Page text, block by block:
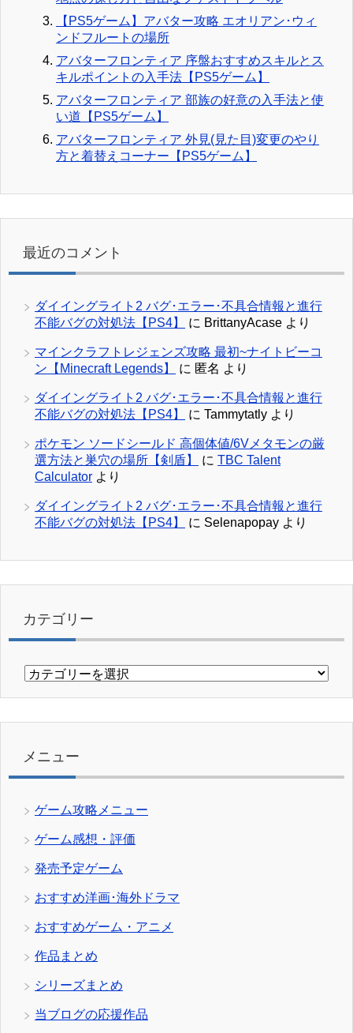
【PS5ゲーム】アバター攻略 エオリアン･ウィ
ンドフルートの場所
アバターフロンティア 序盤おすすめスキルとス
キルポイントの入手法【PS5ゲーム】
アバターフロンティア 部族の好意の入手法と使
い道【PS5ゲーム】
アバターフロンティア 外見(見た目)変更のやり
方と着替えコーナー【PS5ゲーム】
最近のコメント
ダイイングライト2 バグ･エラー･不具合情報と進行
不能バグの対処法【PS4】
に BrittanyAcase より
マインクラフトレジェンズ攻略 最初~ナイトビーコ
ン【Minecraft Legends】
に 匿名 より
ダイイングライト2 バグ･エラー･不具合情報と進行
不能バグの対処法【PS4】
に Tammytatly より
ポケモン ソードシールド 高個体値/6Vメタモンの厳
選方法と巣穴の場所【剣盾】
に TBC Talent
Calculator より
ダイイングライト2 バグ･エラー･不具合情報と進行
不能バグの対処法【PS4】
に Selenapopay より
カテゴリー
カ
リ
メニュー
ゲーム攻略メニュー
ゲーム感想・評価
発売予定ゲーム
おすすめ洋画･海外ドラマ
おすすめゲーム・アニメ
作品まとめ
シリーズまとめ
当ブログの応援作品